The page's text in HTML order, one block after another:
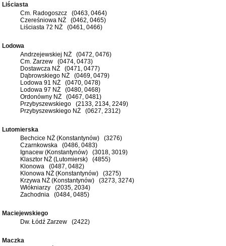
Liściasta
Cm. Radogoszcz (0463, 0464)
Czereśniowa NŻ (0462, 0465)
Liściasta 72 NŻ (0461, 0466)
Lodowa
Andrzejewskiej NŻ (0472, 0476)
Cm. Zarzew (0474, 0473)
Dostawcza NŻ (0471, 0477)
Dąbrowskiego NŻ (0469, 0479)
Lodowa 91 NŻ (0470, 0478)
Lodowa 97 NŻ (0480, 0468)
Ordonówny NŻ (0467, 0481)
Przybyszewskiego (2133, 2134, 2249)
Przybyszewskiego NŻ (0627, 2312)
Lutomierska
Bechcice NŻ (Konstantynów) (3276)
Czarnkowska (0486, 0483)
Ignacew (Konstantynów) (3018, 3019)
Klasztor NŻ (Lutomiersk) (4855)
Klonowa (0487, 0482)
Klonowa NŻ (Konstantynów) (3275)
Krzywa NŻ (Konstantynów) (3273, 3274)
Włókniarzy (2035, 2034)
Zachodnia (0484, 0485)
Maciejewskiego
Dw. Łódź Zarzew (2422)
Maczka